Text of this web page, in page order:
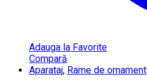
Adauga la Favorite
Compară
Aparataj, Rame de ornament